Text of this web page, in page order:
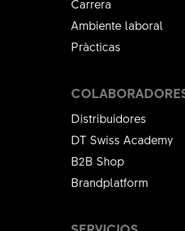
Carrera
Ambiente laboral
Pràcticas
Distribuidores
DT Swiss Academy
B2B Shop
Brandplatform